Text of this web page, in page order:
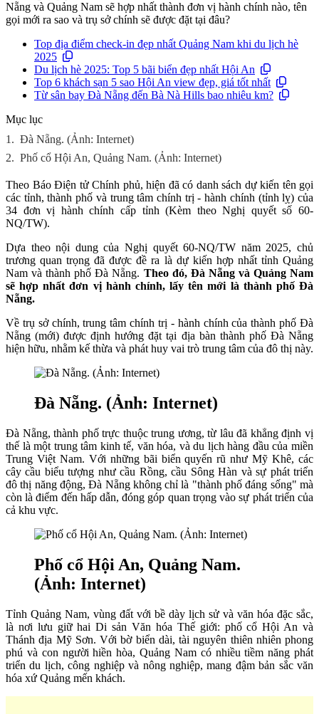
Nẵng và Quảng Nam sẽ hợp nhất thành đơn vị hành chính nào, tên
gọi mới ra sao và trụ sở chính sẽ được đặt tại đâu?
Top địa điểm check-in đẹp nhất Quảng Nam khi du lịch hè
2025
Du lịch hè 2025: Top 5 bãi biển đẹp nhất Hội An
Top 6 khách sạn 5 sao Hội An view đẹp, giá tốt nhất
Từ sân bay Đà Nẵng đến Bà Nà Hills bao nhiêu km?
Mục lục
1. Đà Nẵng. (Ảnh: Internet)
2. Phố cổ Hội An, Quảng Nam. (Ảnh: Internet)
Theo Báo Điện tử Chính phủ, hiện đã có danh sách dự kiến tên gọi
các tỉnh, thành phố và trung tâm chính trị - hành chính (tỉnh lỵ) của
34 đơn vị hành chính cấp tỉnh (Kèm theo Nghị quyết số 60-
NQ/TW).
Dựa theo nội dung của Nghị quyết 60-NQ/TW năm 2025, chủ
trương quan trọng đã được đề ra là dự kiến hợp nhất tỉnh Quảng
Nam và thành phố Đà Nẵng. Theo đó, Đà Nẵng và Quảng Nam
sẽ hợp nhất đơn vị hành chính, lấy tên mới là thành phố Đà
Nẵng.
Về trụ sở chính, trung tâm chính trị - hành chính của thành phố Đà
Nẵng (mới) được định hướng đặt tại địa bàn thành phố Đà Nẵng
hiện hữu, nhằm kế thừa và phát huy vai trò trung tâm của đô thị này.
Đà Nẵng. (Ảnh: Internet)
Đà Nẵng, thành phố trực thuộc trung ương, từ lâu đã khẳng định vị
thế là một trung tâm kinh tế, văn hóa, và du lịch hàng đầu của miền
Trung Việt Nam. Với những bãi biển quyến rũ như Mỹ Khê, các
cây cầu biểu tượng như cầu Rồng, cầu Sông Hàn và sự phát triển
đô thị năng động, Đà Nẵng không chỉ là "thành phố đáng sống" mà
còn là điểm đến hấp dẫn, đóng góp quan trọng vào sự phát triển của
cả khu vực.
Phố cổ Hội An, Quảng Nam.
(Ảnh: Internet)
Tỉnh Quảng Nam, vùng đất với bề dày lịch sử và văn hóa đặc sắc,
là nơi lưu giữ hai Di sản Văn hóa Thế giới: phố cổ Hội An và
Thánh địa Mỹ Sơn. Với bờ biển dài, tài nguyên thiên nhiên phong
phú và con người hiền hòa, Quảng Nam có nhiều tiềm năng phát
triển du lịch, công nghiệp và nông nghiệp, mang đậm bản sắc văn
hóa xứ Quảng mến khách.